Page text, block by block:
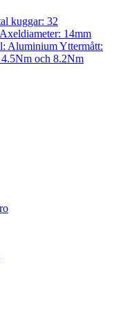
kuggar: 32
14mm
Aluminium Yttermått:
4.5Nm och 8.2Nm